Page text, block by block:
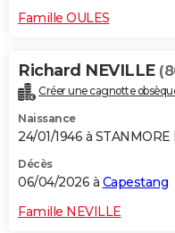
Famille OULES
Richard NEVILLE
Créer une cagnotte
Naissance
24/01/1946 à STANMORE
Décès
06/04/2026 à Capestang
Famille NEVILLE